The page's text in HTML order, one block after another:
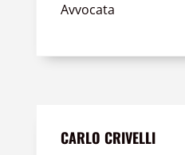
Avvocata
CARLO CRIVELLI